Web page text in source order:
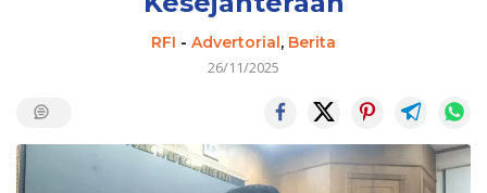
RFI - Advertorial, Berita
26/11/2025